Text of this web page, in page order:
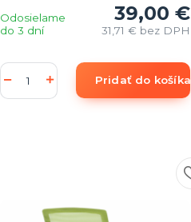
39,00 €
31,71 € bez DPH
Odosielame
do 3 dní
Pridať do košíka